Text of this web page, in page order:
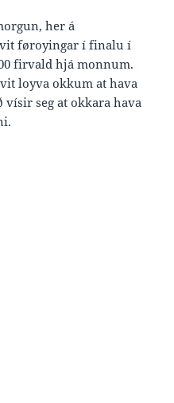
her á
vit føroyingar í finalu í
firvald hjá monnum.
loyva okkum at hava
seg at okkara hava
á Jersey 2015